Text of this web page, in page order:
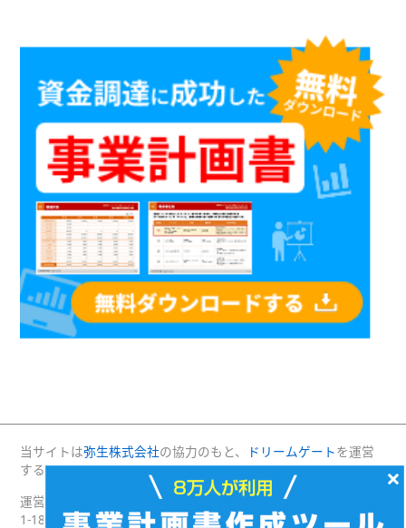
当サイトは弥生株式会社の協力のもと、 ドリームゲートを運営
する(株)プロジェクトニッポンが運営・管理しています。
運営：(株)プロジェクトニッポン 〒160-0004 東京都新宿区四谷
1-18 綿半野原ビル別館8階
×